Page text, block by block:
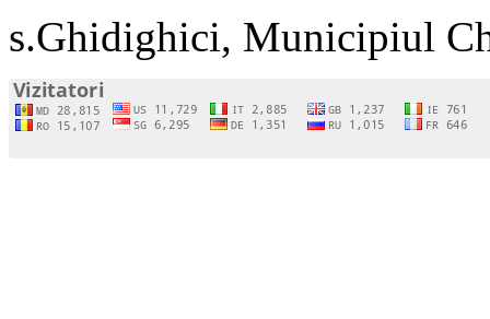
s.Ghidighici, Municipiul